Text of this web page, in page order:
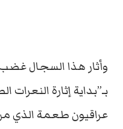
وأثار هذا السجال
بـ”بداية إثارة
عراقيون طعمة الذي